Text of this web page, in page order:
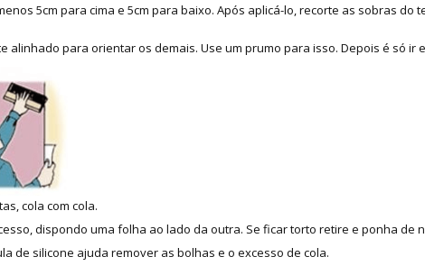
5cm para cima e 5cm para baixo. Após aplicá-lo, recorte as sobras
para orientar os demais. Use um prumo para isso. Depois é só ir
cola com cola.
dispondo uma folha ao lado da outra. Se ficar torto retire e ponha de
de silicone ajuda remover as bolhas e o excesso de cola.